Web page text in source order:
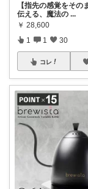
【指先の感覚をその
伝える、魔法の ...
￥ 28,600
1 1 30
コレ